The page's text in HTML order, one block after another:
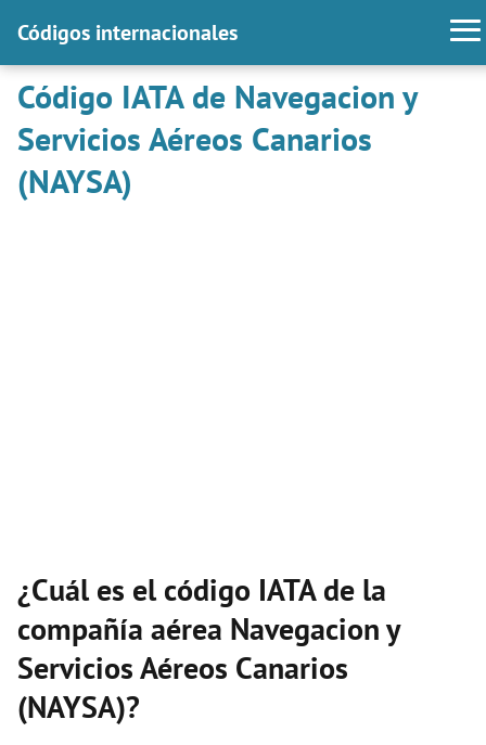
Códigos internacionales
Código IATA de Navegacion y
Servicios Aéreos Canarios
(NAYSA)
¿Cuál es el código IATA de la
compañía aérea Navegacion y
Servicios Aéreos Canarios
(NAYSA)?